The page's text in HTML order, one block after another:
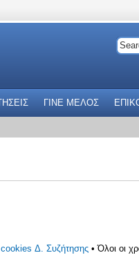
ΓΙΝΕ ΜΕΛΟΣ
Δ. Συζήτησης• Όλοι οι